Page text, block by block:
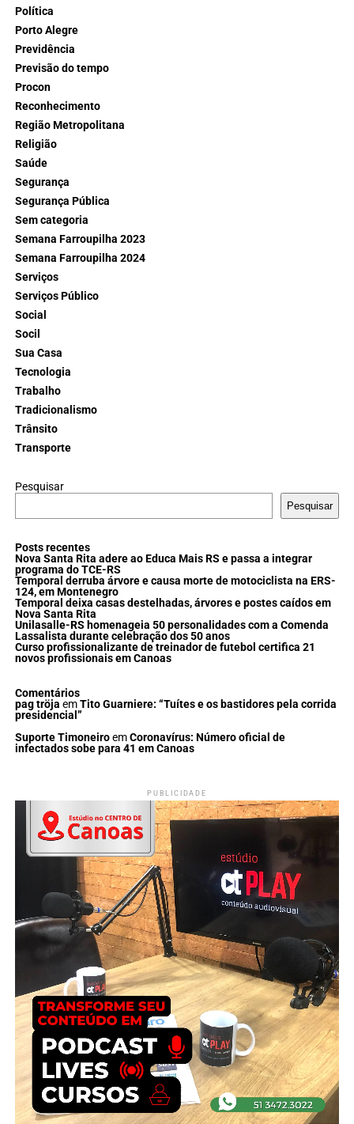
Política
Porto Alegre
Previdência
Previsão do tempo
Procon
Reconhecimento
Região Metropolitana
Religião
Saúde
Segurança
Segurança Pública
Sem categoria
Semana Farroupilha 2023
Semana Farroupilha 2024
Serviços
Serviços Público
Social
Socil
Sua Casa
Tecnologia
Trabalho
Tradicionalismo
Trânsito
Transporte
Pesquisar
Pesquisar
Posts recentes
Nova Santa Rita adere ao Educa Mais RS e passa a integrar
programa do TCE-RS
Temporal derruba árvore e causa morte de motociclista na ERS-
124, em Montenegro
Temporal deixa casas destelhadas, árvores e postes caídos em
Nova Santa Rita
Unilasalle-RS homenageia 50 personalidades com a Comenda
Lassalista durante celebração dos 50 anos
Curso profissionalizante de treinador de futebol certifica 21
novos profissionais em Canoas
Comentários
pag tröja emTito Guarniere: “Tuítes e os bastidores pela corrida
presidencial”
Suporte TimoneiroemCoronavírus: Número oficial de
infectados sobe para 41 em Canoas
PUBLICIDADE